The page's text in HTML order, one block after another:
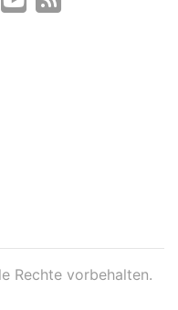
Rechte vorbehalten.